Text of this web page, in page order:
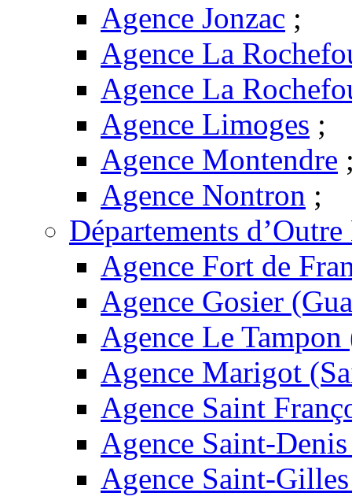
Agence Jonzac ;
Agence La
Agence La
Agence Limoges ;
Agence Montendre
Agence Nontron ;
Départements
Agence Fort de
Agence Gosier
Agence Le
Agence Marigot
Agence Saint
Agence Saint-
Agence Saint-